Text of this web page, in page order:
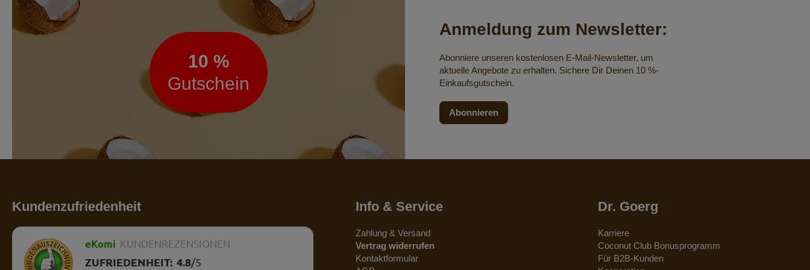
10 %
Gutschein
Anmeldung zum Newsletter:
Abonniere unseren kostenlosen E-Mail-Newsletter, um
aktuelle Angebote zu erhalten. Sichere Dir Deinen 10 %-
Einkaufsgutschein.
Abonnieren
Kundenzufriedenheit
eKomi KUNDENREZENSIONEN
ZUFRIEDENHEIT: 4.8/5
Info & Service
Zahlung & Versand
Vertrag widerrufen
Kontaktformular
Dr. Goerg
Karriere
Coconut Club Bonusprogramm
Für B2B-Kunden